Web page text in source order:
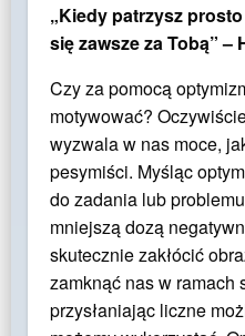
„Kiedy patrzysz
się zawsze za Tobą” –
Czy za pomocą
motywować?
wyzwala w nas moce,
pesymiści. Myśląc
do zadania lub
mniejszą dozą
skutecznie zakłócić
zamknąć nas w ramach
przysłaniając liczne